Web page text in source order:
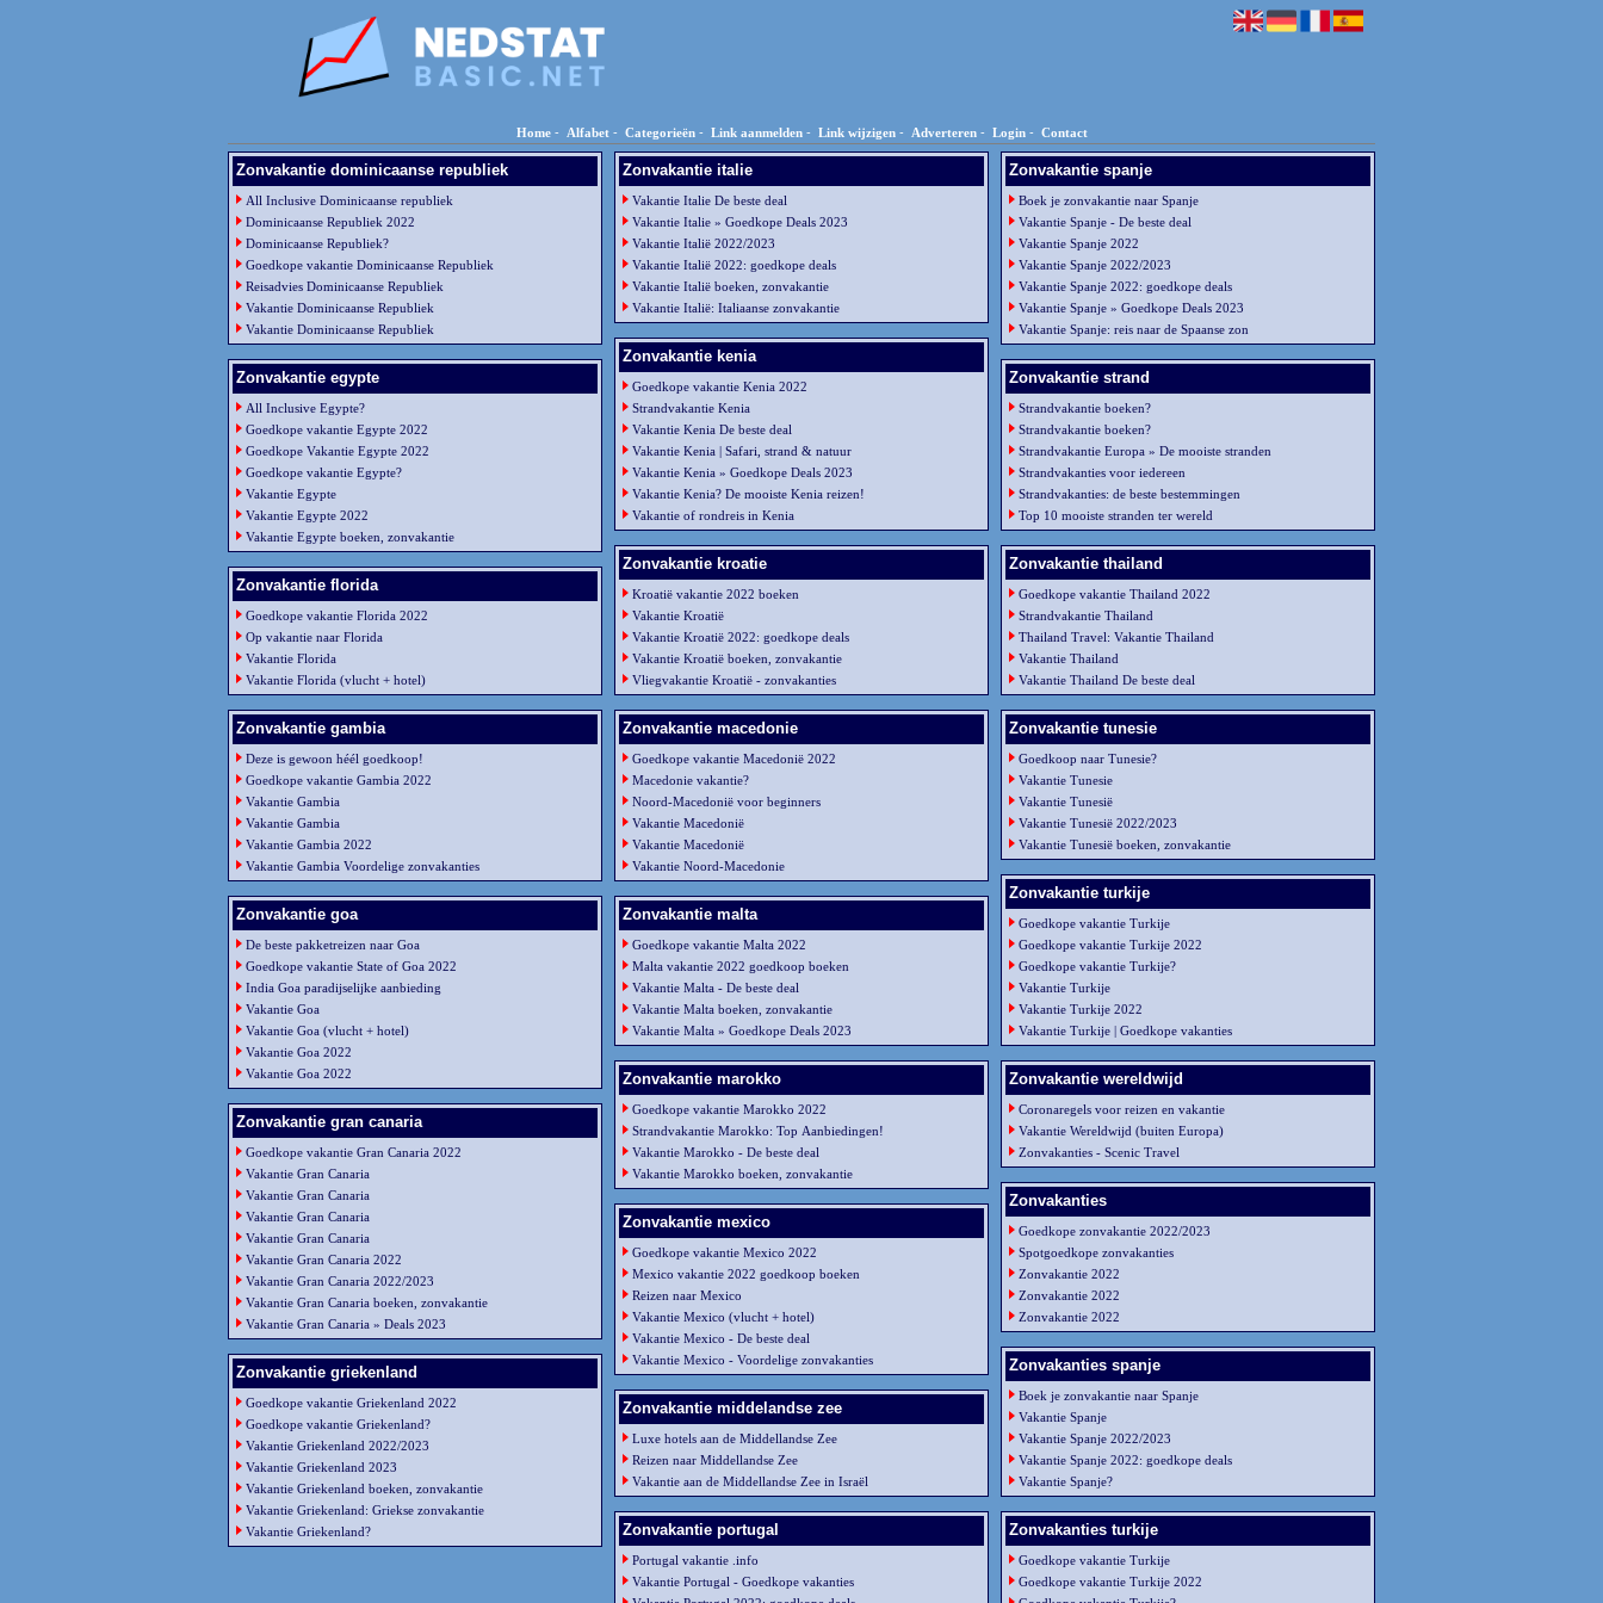
Home - Alfabet - Categorieën - Link aanmelden - Link wijzigen - Adverteren - Login - Contact
Zonvakantie dominicaanse republiek
All Inclusive Dominicaanse republiek
Dominicaanse Republiek 2022
Dominicaanse Republiek?
Goedkope vakantie Dominicaanse Republiek
Reisadvies Dominicaanse Republiek
Vakantie Dominicaanse Republiek
Vakantie Dominicaanse Republiek
Zonvakantie egypte
All Inclusive Egypte?
Goedkope vakantie Egypte 2022
Goedkope Vakantie Egypte 2022
Goedkope vakantie Egypte?
Vakantie Egypte
Vakantie Egypte 2022
Vakantie Egypte boeken, zonvakantie
Zonvakantie florida
Goedkope vakantie Florida 2022
Op vakantie naar Florida
Vakantie Florida
Vakantie Florida (vlucht + hotel)
Zonvakantie gambia
Deze is gewoon héél goedkoop!
Goedkope vakantie Gambia 2022
Vakantie Gambia
Vakantie Gambia
Vakantie Gambia 2022
Vakantie Gambia Voordelige zonvakanties
Zonvakantie goa
De beste pakketreizen naar Goa
Goedkope vakantie State of Goa 2022
India Goa paradijselijke aanbieding
Vakantie Goa
Vakantie Goa (vlucht + hotel)
Vakantie Goa 2022
Vakantie Goa 2022
Zonvakantie gran canaria
Goedkope vakantie Gran Canaria 2022
Vakantie Gran Canaria
Vakantie Gran Canaria
Vakantie Gran Canaria
Vakantie Gran Canaria
Vakantie Gran Canaria 2022
Vakantie Gran Canaria 2022/2023
Vakantie Gran Canaria boeken, zonvakantie
Vakantie Gran Canaria » Deals 2023
Zonvakantie griekenland
Goedkope vakantie Griekenland 2022
Goedkope vakantie Griekenland?
Vakantie Griekenland 2022/2023
Vakantie Griekenland 2023
Vakantie Griekenland boeken, zonvakantie
Vakantie Griekenland: Griekse zonvakantie
Vakantie Griekenland?
Zonvakantie italie
Vakantie Italie De beste deal
Vakantie Italie » Goedkope Deals 2023
Vakantie Italië 2022/2023
Vakantie Italië 2022: goedkope deals
Vakantie Italië boeken, zonvakantie
Vakantie Italië: Italiaanse zonvakantie
Zonvakantie kenia
Goedkope vakantie Kenia 2022
Strandvakantie Kenia
Vakantie Kenia De beste deal
Vakantie Kenia | Safari, strand & natuur
Vakantie Kenia » Goedkope Deals 2023
Vakantie Kenia? De mooiste Kenia reizen!
Vakantie of rondreis in Kenia
Zonvakantie kroatie
Kroatië vakantie 2022 boeken
Vakantie Kroatië
Vakantie Kroatië 2022: goedkope deals
Vakantie Kroatië boeken, zonvakantie
Vliegvakantie Kroatië - zonvakanties
Zonvakantie macedonie
Goedkope vakantie Macedonië 2022
Macedonie vakantie?
Noord-Macedonië voor beginners
Vakantie Macedonië
Vakantie Macedonië
Vakantie Noord-Macedonie
Zonvakantie malta
Goedkope vakantie Malta 2022
Malta vakantie 2022 goedkoop boeken
Vakantie Malta - De beste deal
Vakantie Malta boeken, zonvakantie
Vakantie Malta » Goedkope Deals 2023
Zonvakantie marokko
Goedkope vakantie Marokko 2022
Strandvakantie Marokko: Top Aanbiedingen!
Vakantie Marokko - De beste deal
Vakantie Marokko boeken, zonvakantie
Zonvakantie mexico
Goedkope vakantie Mexico 2022
Mexico vakantie 2022 goedkoop boeken
Reizen naar Mexico
Vakantie Mexico (vlucht + hotel)
Vakantie Mexico - De beste deal
Vakantie Mexico - Voordelige zonvakanties
Zonvakantie middelandse zee
Luxe hotels aan de Middellandse Zee
Reizen naar Middellandse Zee
Vakantie aan de Middellandse Zee in Israël
Zonvakantie portugal
Portugal vakantie .info
Vakantie Portugal - Goedkope vakanties
Zonvakantie spanje
Boek je zonvakantie naar Spanje
Vakantie Spanje - De beste deal
Vakantie Spanje 2022
Vakantie Spanje 2022/2023
Vakantie Spanje 2022: goedkope deals
Vakantie Spanje » Goedkope Deals 2023
Vakantie Spanje: reis naar de Spaanse zon
Zonvakantie strand
Strandvakantie boeken?
Strandvakantie boeken?
Strandvakantie Europa » De mooiste stranden
Strandvakanties voor iedereen
Strandvakanties: de beste bestemmingen
Top 10 mooiste stranden ter wereld
Zonvakantie thailand
Goedkope vakantie Thailand 2022
Strandvakantie Thailand
Thailand Travel: Vakantie Thailand
Vakantie Thailand
Vakantie Thailand De beste deal
Zonvakantie tunesie
Goedkoop naar Tunesie?
Vakantie Tunesie
Vakantie Tunesië
Vakantie Tunesië 2022/2023
Vakantie Tunesië boeken, zonvakantie
Zonvakantie turkije
Goedkope vakantie Turkije
Goedkope vakantie Turkije 2022
Goedkope vakantie Turkije?
Vakantie Turkije
Vakantie Turkije 2022
Vakantie Turkije | Goedkope vakanties
Zonvakantie wereldwijd
Coronaregels voor reizen en vakantie
Vakantie Wereldwijd (buiten Europa)
Zonvakanties - Scenic Travel
Zonvakanties
Goedkope zonvakantie 2022/2023
Spotgoedkope zonvakanties
Zonvakantie 2022
Zonvakantie 2022
Zonvakantie 2022
Zonvakanties spanje
Boek je zonvakantie naar Spanje
Vakantie Spanje
Vakantie Spanje 2022/2023
Vakantie Spanje 2022: goedkope deals
Vakantie Spanje?
Zonvakanties turkije
Goedkope vakantie Turkije
Goedkope vakantie Turkije 2022